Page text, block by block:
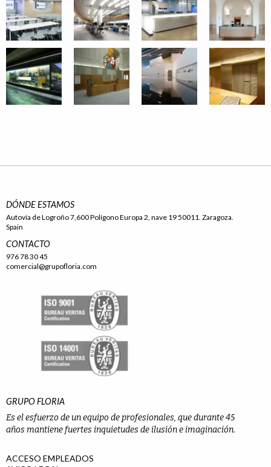
DÓNDE ESTAMOS
Autovía de Logroño 7,600 Polígono Europa 2, nave 19 50011. Zaragoza.
Spain
CONTACTO
976 78 30 45
comercial@grupofloria.com
GRUPO FLORIA
Es el esfuerzo de un equipo de profesionales, que durante 45
años mantiene fuertes inquietudes de ilusión e imaginación.
ACCESO EMPLEADOS